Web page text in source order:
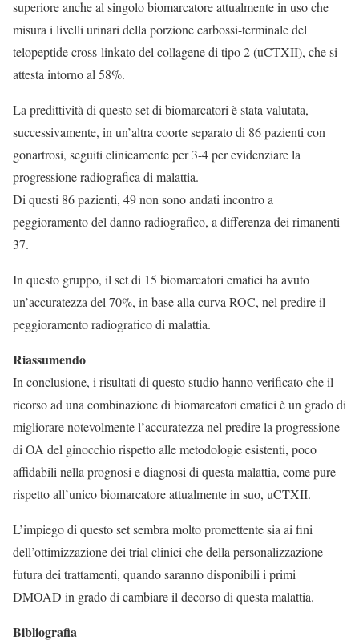
superiore anche al singolo biomarcatore attualmente in uso che
misura i livelli urinari della porzione carbossi-terminale del
telopeptide cross-linkato del collagene di tipo 2 (uCTXII), che si
attesta intorno al 58%.
La predittività di questo set di biomarcatori è stata valutata,
successivamente, in un’altra coorte separato di 86 pazienti con
gonartrosi, seguiti clinicamente per 3-4 per evidenziare la
progressione radiografica di malattia.
Di questi 86 pazienti, 49 non sono andati incontro a
peggioramento del danno radiografico, a differenza dei rimanenti
37.
In questo gruppo, il set di 15 biomarcatori ematici ha avuto
un’accuratezza del 70%, in base alla curva ROC, nel predire il
peggioramento radiografico di malattia.
Riassumendo
In conclusione, i risultati di questo studio hanno verificato che il
ricorso ad una combinazione di biomarcatori ematici è un grado di
migliorare notevolmente l’accuratezza nel predire la progressione
di OA del ginocchio rispetto alle metodologie esistenti, poco
affidabili nella prognosi e diagnosi di questa malattia, come pure
rispetto all’unico biomarcatore attualmente in suo, uCTXII.
L’impiego di questo set sembra molto promettente sia ai fini
dell’ottimizzazione dei trial clinici che della personalizzazione
futura dei trattamenti, quando saranno disponibili i primi
DMOAD in grado di cambiare il decorso di questa malattia.
Bibliografia